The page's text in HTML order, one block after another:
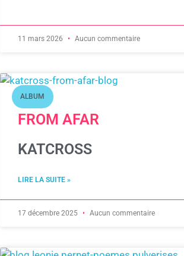
11 mars 2026 Aucun commentaire
ALBUM
FROM AFAR
KATCROSS
LIRE LA SUITE »
17 décembre 2025 Aucun commentaire